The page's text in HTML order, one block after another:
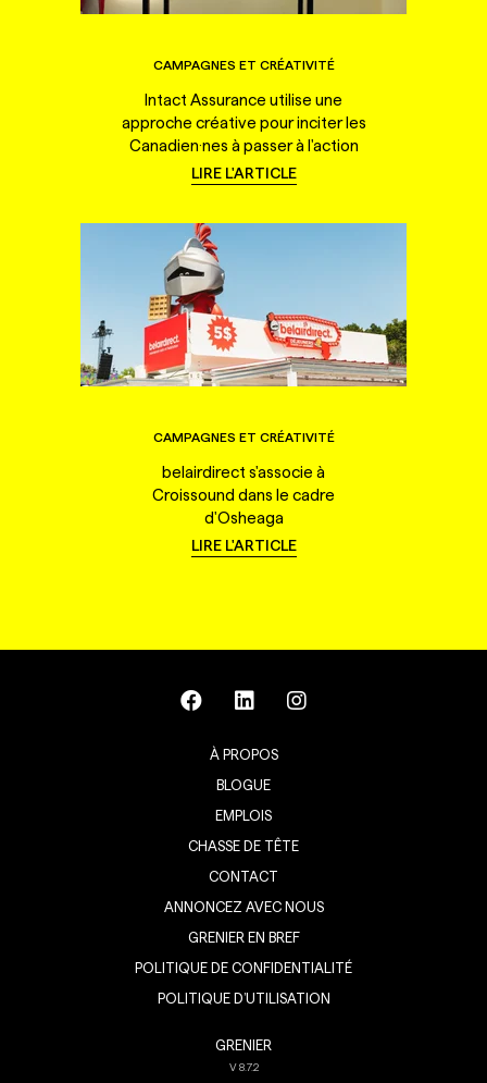
CAMPAGNES ET CRÉATIVITÉ
Intact Assurance utilise une
approche créative pour inciter les
Canadien·nes à passer à l'action
LIRE L'ARTICLE
CAMPAGNES ET CRÉATIVITÉ
belairdirect s'associe à
Croissound dans le cadre
d'Osheaga
LIRE L'ARTICLE
À PROPOS
BLOGUE
EMPLOIS
CHASSE DE TÊTE
CONTACT
ANNONCEZ AVEC NOUS
GRENIER EN BREF
POLITIQUE DE CONFIDENTIALITÉ
POLITIQUE D’UTILISATION
GRENIER
V8.7.2